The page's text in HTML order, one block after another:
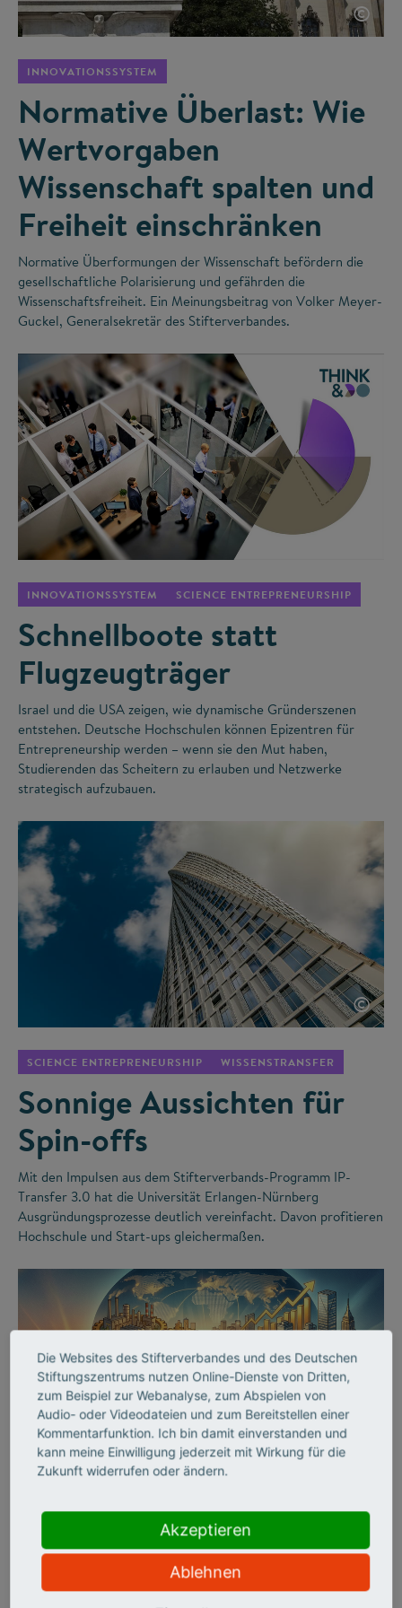
©
INNOVATIONSSYSTEM
Normative Überlast: Wie
Wertvorgaben
Wissenschaft spalten und
Freiheit einschränken
Normative Überformungen der Wissenschaft befördern die
gesellschaftliche Polarisierung und gefährden die
Wissenschaftsfreiheit. Ein Meinungsbeitrag von Volker Meyer-
Guckel, Generalsekretär des Stifterverbandes.
INNOVATIONSSYSTEM SCIENCE ENTREPRENEURSHIP
Schnellboote statt
Flugzeugträger
Israel und die USA zeigen, wie dynamische Gründerszenen
entstehen. Deutsche Hochschulen können Epizentren für
Entrepreneurship werden – wenn sie den Mut haben,
Studierenden das Scheitern zu erlauben und Netzwerke
strategisch aufzubauen.
©
SCIENCE ENTREPRENEURSHIP WISSENSTRANSFER
Sonnige Aussichten für
Spin-offs
Mit den Impulsen aus dem Stifterverbands-Programm IP-
Transfer 3.0 hat die Universität Erlangen-Nürnberg
Ausgründungsprozesse deutlich vereinfacht. Davon profitieren
Hochschule und Start-ups gleichermaßen.
INNOVATIONSSYSTEM SCIENCE ENTREPRENEURSHIP
Start-ups als Motor des
Aufschwungs
Die Websites des Stifterverbandes und des Deutschen
Stiftungszentrums nutzen Online-Dienste von Dritten,
zum Beispiel zur Webanalyse, zum Abspielen von
Audio- oder Videodateien und zum Bereitstellen einer
Kommentarfunktion. Ich bin damit einverstanden und
kann meine Einwilligung jederzeit mit Wirkung für die
Zukunft widerrufen oder ändern.
Akzeptieren
Ablehnen